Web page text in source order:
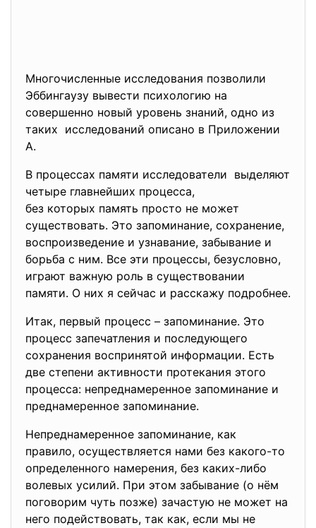
Многочисленные исследования позволили
Эббингаузу вывести психологию на
совершенно новый уровень знаний, одно из
таких исследований описано в Приложении
А.
В процессах памяти исследователи выделяют
четыре главнейших процесса,
без которых память просто не может
существовать. Это запоминание, сохранение,
воспроизведение и узнавание, забывание и
борьба с ним. Все эти процессы, безусловно,
играют важную роль в существовании
памяти. О них я сейчас и расскажу подробнее.
Итак, первый процесс – запоминание. Это
процесс запечатления и последующего
сохранения воспринятой информации. Есть
две степени активности протекания этого
процесса: непреднамеренное запоминание и
преднамеренное запоминание.
Непреднамеренное запоминание, как
правило, осуществляется нами без какого-то
определенного намерения, без каких-либо
волевых усилий. При этом забывание (о нём
поговорим чуть позже) зачастую не может на
него подействовать, так как, если мы не